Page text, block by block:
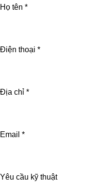
Họ tên *
Điện thoại *
Địa chỉ *
Email *
Yêu cầu kỹ thuật